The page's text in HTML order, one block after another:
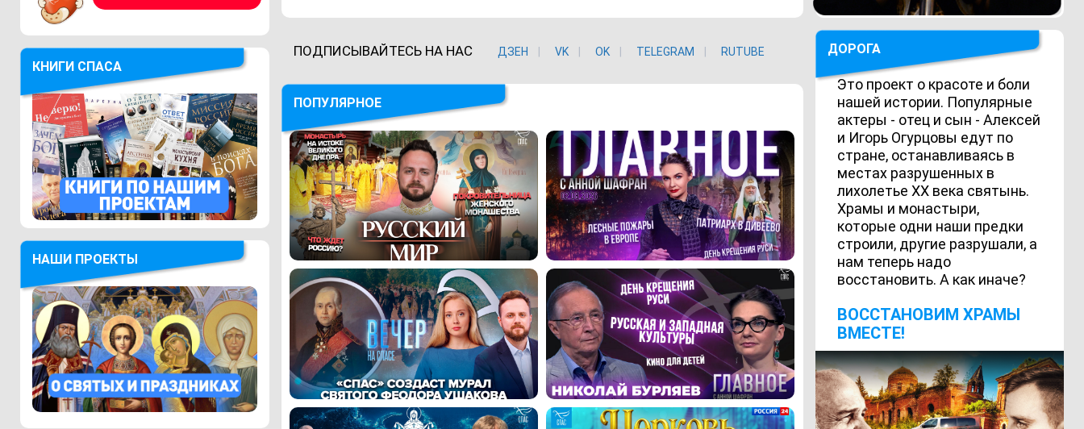
КНИГИ СПАСА
НАШИ ПРОЕКТЫ
ПОДПИСЫВАЙТЕСЬ НА НАС ДЗЕН VK ОK TELEGRAM RUTUBE
ПОПУЛЯРНОЕ
ДОРОГА
Это проект о красоте и боли
нашей истории. Популярные
актеры - отец и сын - Алексей
и Игорь Огурцовы едут по
стране, останавливаясь в
местах разрушенных в
лихолетье ХХ века святынь.
Храмы и монастыри,
которые одни наши предки
строили, другие разрушали, а
нам теперь надо
восстановить. А как иначе?
ВОCСТАНОВИМ ХРАМЫ
ВМЕСТЕ!